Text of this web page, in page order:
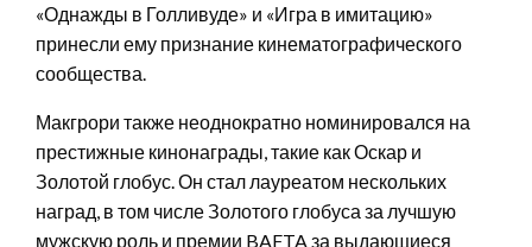
«Однажды в Голливуде» и «Игра в имитацию»
принесли ему признание кинематографического
сообщества.
Макгрори также неоднократно номинировался на
престижные кинонаграды, такие как Оскар и
Золотой глобус. Он стал лауреатом нескольких
наград, в том числе Золотого глобуса за лучшую
мужскую роль и премии BAFTA за выдающиеся